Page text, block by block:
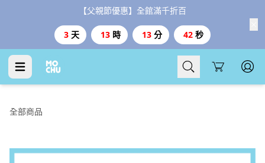
【父親節優惠】全館滿千折百
3 天 13 時 13 分 41 秒
Cart
全部商品